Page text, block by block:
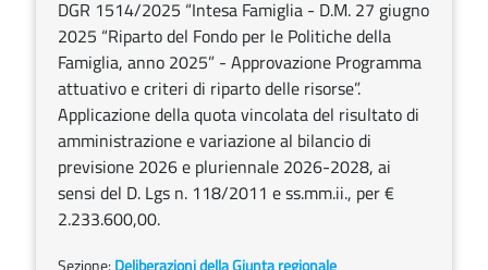
DGR 1514/2025 “Intesa Famiglia - D.M. 27 giugno
2025 “Riparto del Fondo per le Politiche della
Famiglia, anno 2025” - Approvazione Programma
attuativo e criteri di riparto delle risorse”.
Applicazione della quota vincolata del risultato di
amministrazione e variazione al bilancio di
previsione 2026 e pluriennale 2026-2028, ai
sensi del D. Lgs n. 118/2011 e ss.mm.ii., per €
2.233.600,00.
Sezione: Deliberazioni della Giunta regionale